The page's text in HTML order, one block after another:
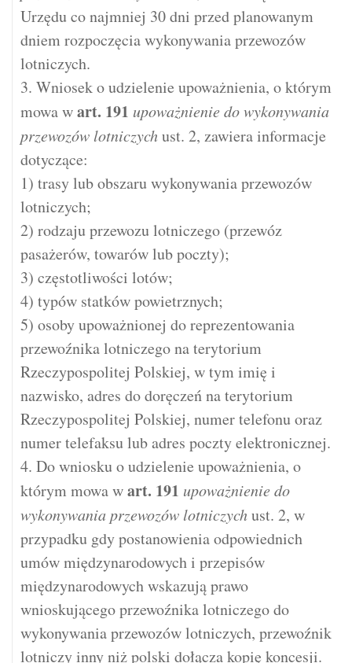
Urzędu co najmniej 30 dni przed planowanym
dniem rozpoczęcia wykonywania przewozów
lotniczych.
3. Wniosek o udzielenie upoważnienia, o którym
mowa wart. 191 upoważnienie do wykonywania
przewozów lotniczychust. 2, zawiera informacje
dotyczące:
1) trasy lub obszaru wykonywania przewozów
lotniczych;
2) rodzaju przewozu lotniczego (przewóz
pasażerów, towarów lub poczty);
3) częstotliwości lotów;
4) typów statków powietrznych;
5) osoby upoważnionej do reprezentowania
przewoźnika lotniczego na terytorium
Rzeczypospolitej Polskiej, w tym imię i
nazwisko, adres do doręczeń na terytorium
Rzeczypospolitej Polskiej, numer telefonu oraz
numer telefaksu lub adres poczty elektronicznej.
4. Do wniosku o udzielenie upoważnienia, o
którym mowa wart. 191 upoważnienie do
wykonywania przewozów lotniczychust. 2, w
przypadku gdy postanowienia odpowiednich
umów międzynarodowych i przepisów
międzynarodowych wskazują prawo
wnioskującego przewoźnika lotniczego do
wykonywania przewozów lotniczych, przewoźnik
lotniczy inny niż polski dołącza kopię koncesji.